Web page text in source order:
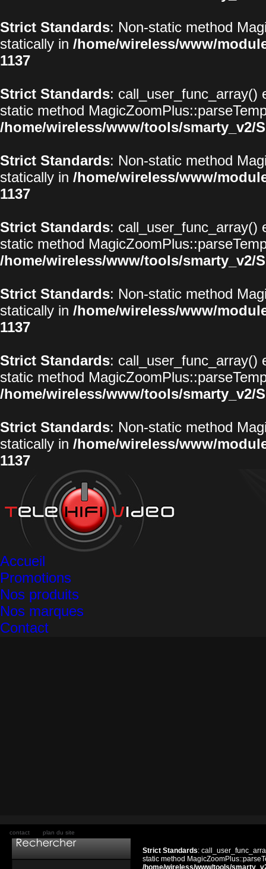
Strict Standards: Non-static method
statically in /home/wireless/www/
1137
Strict Standards: call_user_func_array()
static method
/home/wireless/www/tools/smarty_v2/
Strict Standards: Non-static method
statically in /home/wireless/www/
1137
Strict Standards: call_user_func_array()
static method
/home/wireless/www/tools/smarty_v2/
Strict Standards: Non-static method
statically in /home/wireless/www/
1137
Strict Standards: call_user_func_array()
static method
/home/wireless/www/tools/smarty_v2/
Strict Standards: Non-static method
statically in /home/wireless/www/
1137
Accueil
Promotions
Nos produits
Nos marques
Contact
contact plan du site
Strict Standards:
static method
/home/wireless/www/tools/